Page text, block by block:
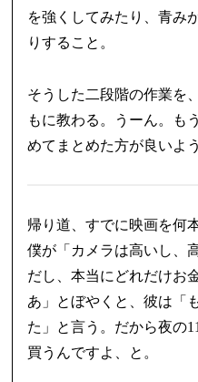
を強くしてみたり、青み
りすること。
そうした二段階の作業を
もに教わる。うーん。も
めてまとめた方が良いよ
帰り道、すでに映画を何
僕が「カメラは高いし、
だし、本当にどれだけお
あ」とぼやくと、彼は「
た」と言う。だから夜の
買うんですよ、と。